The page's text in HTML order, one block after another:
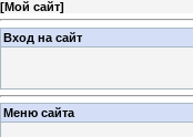
[Мой сайт]
Вход на сайт
Меню сайта